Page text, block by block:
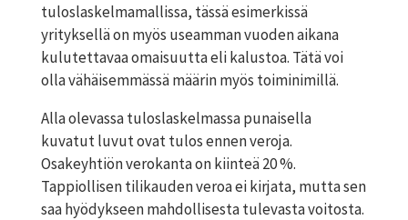
tuloslaskelmamallissa, tässä esimerkissä
yrityksellä on myös useamman vuoden aikana
kulutettavaa omaisuutta eli kalustoa. Tätä voi
olla vähäisemmässä määrin myös toiminimillä.
Alla olevassa tuloslaskelmassapunaisella
kuvatut luvut ovat tulos ennen veroja.
Osakeyhtiön verokanta on kiinteä 20 %.
Tappiollisen tilikauden veroa ei kirjata, mutta sen
saa hyödykseen mahdollisesta tulevasta voitosta.